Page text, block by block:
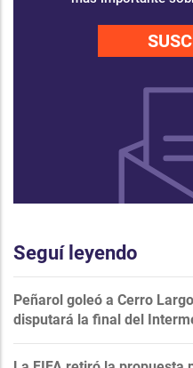
Seguí leyendo
Peñarol goleó a Cerro
disputará la final del